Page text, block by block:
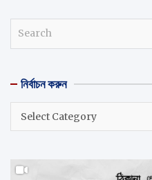
c
h
নির্বাচন করুন
করুন